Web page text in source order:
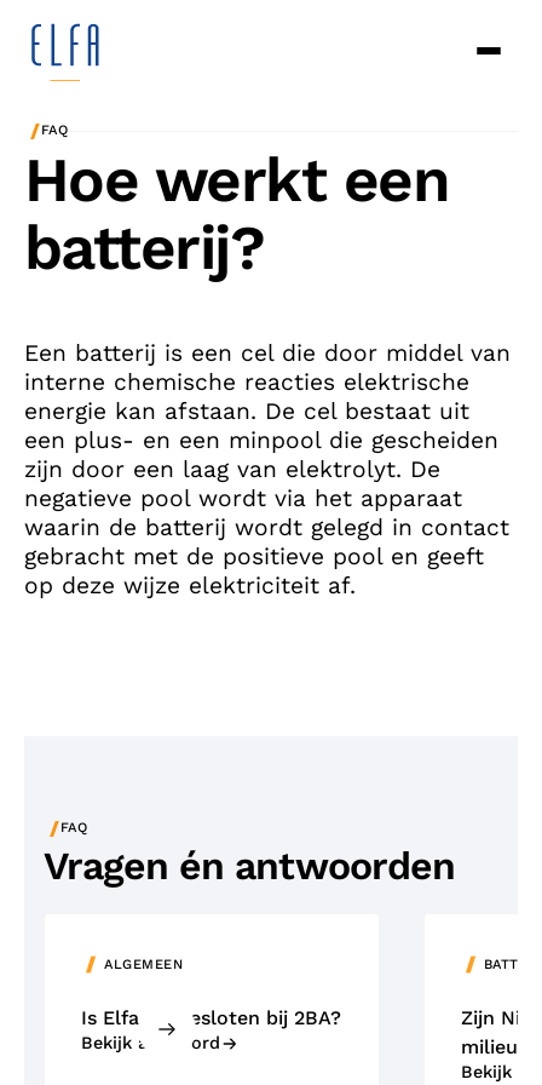
/FAQ
Hoe werkt een
batterij?
Een batterij is een cel die door middel van
interne chemische reacties elektrische
energie kan afstaan. De cel bestaat uit
een plus- en een minpool die gescheiden
zijn door een laag van elektrolyt. De
negatieve pool wordt via het apparaat
waarin de batterij wordt gelegd in contact
gebracht met de positieve pool en geeft
op deze wijze elektriciteit af.
/FAQ
Vragen én antwoorden
ALGEMEEN
Is Elfa aangesloten bij 2BA?
Bekijk antwoord
Zijn
Bekijk